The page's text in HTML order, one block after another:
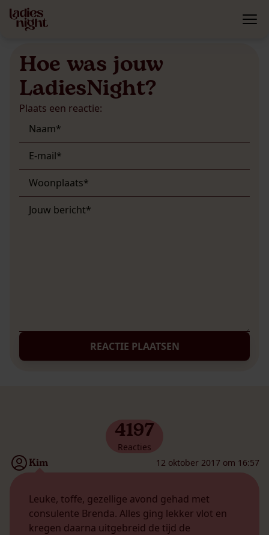
Hoe was jouw
LadiesNight?
Plaats een reactie:
REACTIE PLAATSEN
4197
Reacties
Kim 12 oktober 2017 om 16:57
Leuke, toffe, gezellige avond gehad met
consulente Brenda. Alles ging lekker vlot en
kregen daarna uitgebreid de tijd de